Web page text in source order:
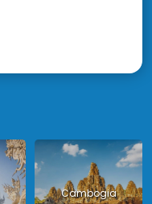
Cambogia